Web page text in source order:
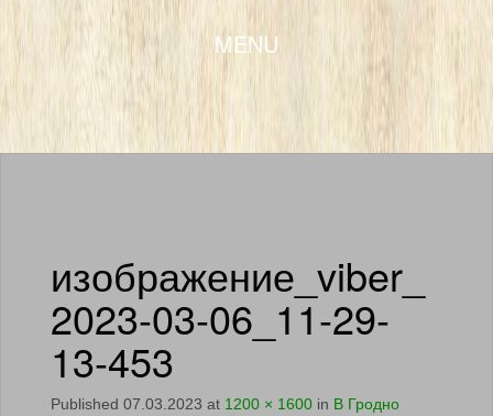
MENU
SKIP TO CONTENT
изображение_viber_
2023-03-06_11-29-
13-453
Published 07.03.2023 at 1200 × 1600 in В Гродно